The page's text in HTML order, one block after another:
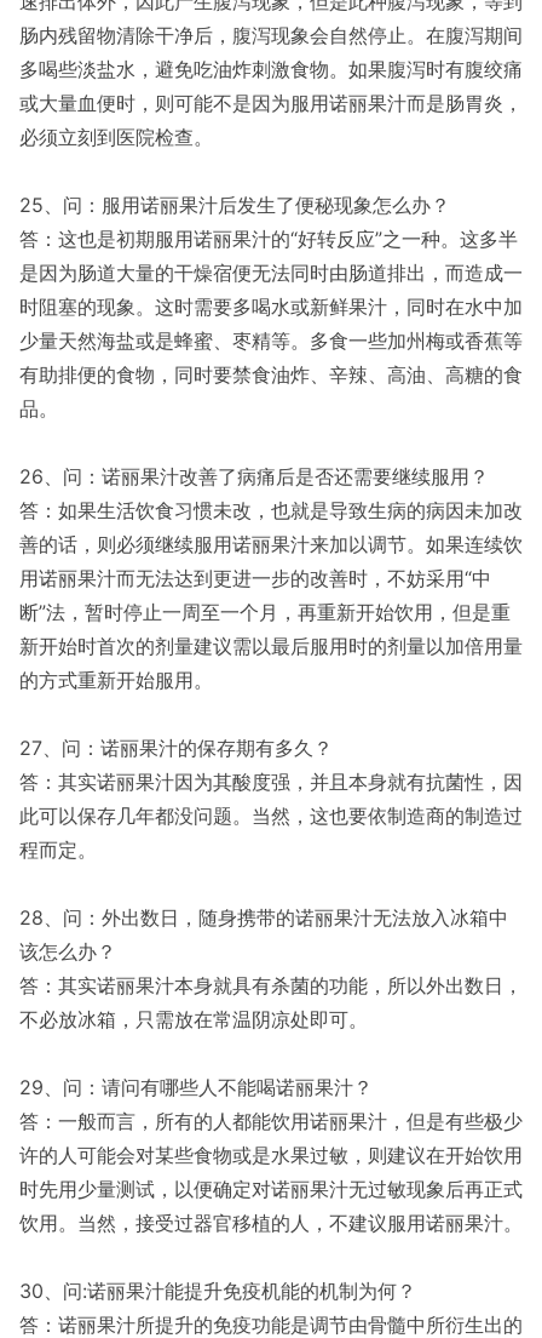
肠内残留物清除干净后，腹泻现象会自然停止。在腹泻期间
多喝些淡盐水，避免吃油炸刺激食物。如果腹泻时有腹绞痛
或大量血便时，则可能不是因为服用诺丽果汁而是肠胃炎，
必须立刻到医院检查。
25、问：服用诺丽果汁后发生了便秘现象怎么办？
答：这也是初期服用诺丽果汁的“好转反应”之一种。这多半
是因为肠道大量的干燥宿便无法同时由肠道排出，而造成一
时阻塞的现象。这时需要多喝水或新鲜果汁，同时在水中加
少量天然海盐或是蜂蜜、枣精等。多食一些加州梅或香蕉等
有助排便的食物，同时要禁食油炸、辛辣、高油、高糖的食
品。
26、问：诺丽果汁改善了病痛后是否还需要继续服用？
答：如果生活饮食习惯未改，也就是导致生病的病因未加改
善的话，则必须继续服用诺丽果汁来加以调节。如果连续饮
用诺丽果汁而无法达到更进一步的改善时，不妨采用“中
断”法，暂时停止一周至一个月，再重新开始饮用，但是重
新开始时首次的剂量建议需以最后服用时的剂量以加倍用量
的方式重新开始服用。
27、问：诺丽果汁的保存期有多久？
答：其实诺丽果汁因为其酸度强，并且本身就有抗菌性，因
此可以保存几年都没问题。当然，这也要依制造商的制造过
程而定。
28、问：外出数日，随身携带的诺丽果汁无法放入冰箱中
该怎么办？
答：其实诺丽果汁本身就具有杀菌的功能，所以外出数日，
不必放冰箱，只需放在常温阴凉处即可。
29、问：请问有哪些人不能喝诺丽果汁？
答：一般而言，所有的人都能饮用诺丽果汁，但是有些极少
许的人可能会对某些食物或是水果过敏，则建议在开始饮用
时先用少量测试，以便确定对诺丽果汁无过敏现象后再正式
饮用。当然，接受过器官移植的人，不建议服用诺丽果汁。
30、问:诺丽果汁能提升免疫机能的机制为何？
答：诺丽果汁所提升的免疫功能是调节由骨髓中所衍生出的